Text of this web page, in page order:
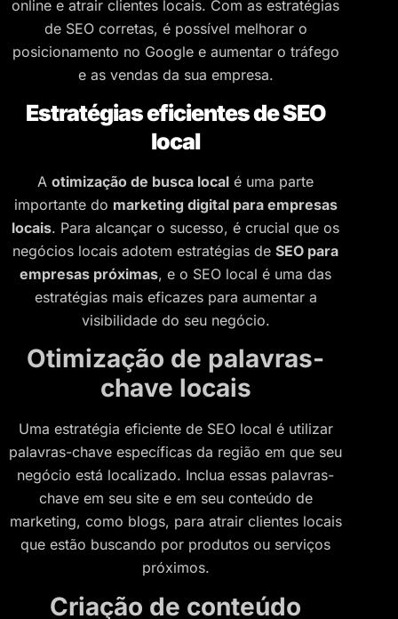
online e atrair clientes locais. Com as estratégias
de SEO corretas, é possível melhorar o
posicionamento no Google e aumentar o tráfego
e as vendas da sua empresa.
Estratégias eficientes de SEO
local
A otimização de busca local é uma parte
importante do marketing digital para empresas
locais. Para alcançar o sucesso, é crucial que os
negócios locais adotem estratégias de SEO para
empresas próximas, e o SEO local é uma das
estratégias mais eficazes para aumentar a
visibilidade do seu negócio.
Otimização de palavras-
chave locais
Uma estratégia eficiente de SEO local é utilizar
palavras-chave específicas da região em que seu
negócio está localizado. Inclua essas palavras-
chave em seu site e em seu conteúdo de
marketing, como blogs, para atrair clientes locais
que estão buscando por produtos ou serviços
próximos.
Criação de conteúdo